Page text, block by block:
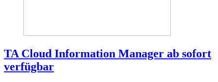
TA Cloud Information Manager ab sofort
verfügbar